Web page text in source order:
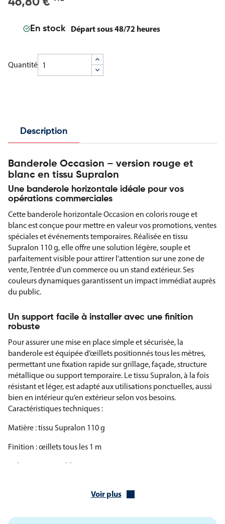
En stock Départ sous 48/72 heures
Quantité
Description
Banderole Occasion – version rouge et
blanc en tissu Supralon
Une banderole horizontale idéale pour vos
opérations commerciales
Cette banderole horizontale Occasion en coloris rouge et
blanc est conçue pour mettre en valeur vos promotions, ventes
spéciales et événements temporaires. Réalisée en tissu
Supralon 110 g, elle offre une solution légère, souple et
parfaitement visible pour attirer l’attention sur une zone de
vente, l’entrée d’un commerce ou un stand extérieur. Ses
couleurs dynamiques garantissent un impact immédiat auprès
du public.
Un support facile à installer avec une finition
robuste
Pour assurer une mise en place simple et sécurisée, la
banderole est équipée d’œillets positionnés tous les mètres,
permettant une fixation rapide sur grillage, façade, structure
métallique ou support temporaire. Le tissu Supralon, à la fois
résistant et léger, est adapté aux utilisations ponctuelles, aussi
bien en intérieur qu’en extérieur selon vos besoins.
Caractéristiques techniques :
Matière : tissu Supralon 110 g
Finition : œillets tous les 1 m
Coloris : rouge et blanc
vos configurations
Voir plus